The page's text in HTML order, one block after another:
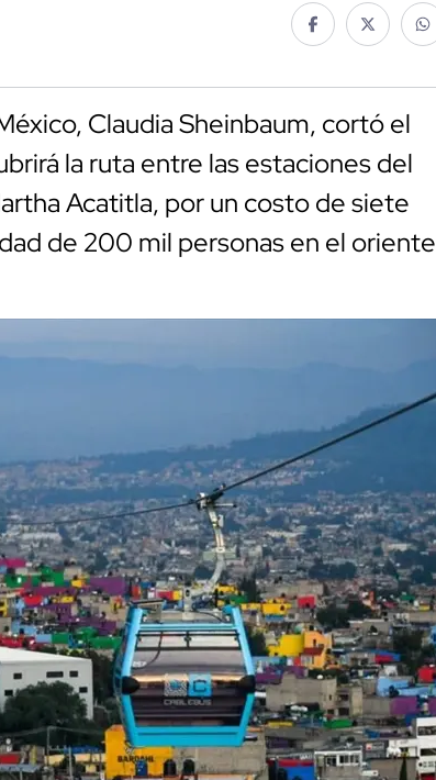
Claudia Sheinbaum, cortó el
la ruta entre las estaciones del
Acatitla, por un costo de siete
de 200 mil personas en el oriente